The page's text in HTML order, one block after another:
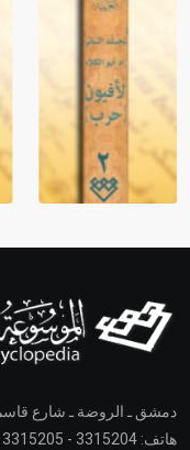
دمشق ـ الروضة ـ شارع قاسم
هاتف: 3315204 - 3315205